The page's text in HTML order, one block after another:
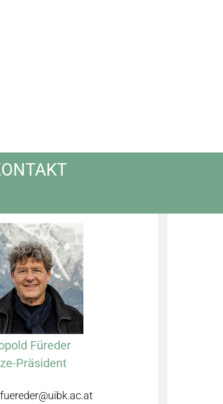
Füreder
Präsident